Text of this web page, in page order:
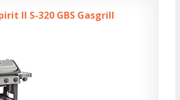
II S-320 GBS Gasgrill